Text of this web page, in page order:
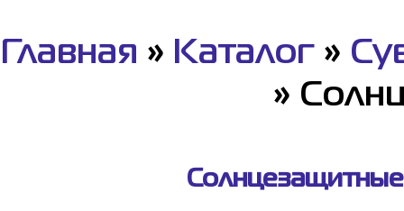
Главная » Каталог »
»
Солнцезащитные